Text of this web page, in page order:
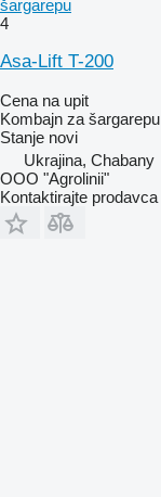
šargarepu
4
Asa-Lift T-200
Cena na upit
Kombajn za šargarepu
Stanje novi
Ukrajina, Chabany
OOO "Agrolinii"
Kontaktirajte prodavca